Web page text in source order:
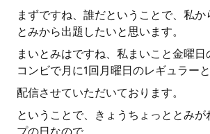
まずですね、誰だということで、私か
とみから出題したいと思います。
まいとみはですね、私まいこと金曜
コンビで月に1回月曜日のレギュラーと
配信させていただいております。
ということで、きょうちょっととみが